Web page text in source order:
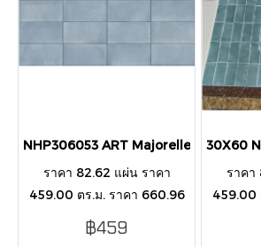
NHP306053 ART Majorelle Green
ราคา 82.62 แผ่น ราคา
459.00 ตร.ม. ราคา 660.96
กล่อง บรรขุ 8 แผ่น/กล่อง/1.44
ตารางเมตร กระเบื้องตกแต่ง
฿459
30X60
ราคา
459.00
กล่อง บ
ตาราง